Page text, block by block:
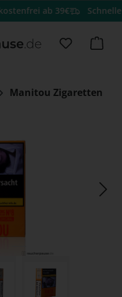
ab 39€ Schneller
Du hast
Manitou Zigaretten